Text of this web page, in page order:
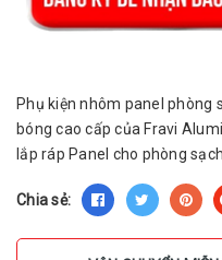
Phụ kiện nhôm panel phòng
bóng cao cấp của Fravi
lắp ráp Panel cho phòng
Chia sẻ: